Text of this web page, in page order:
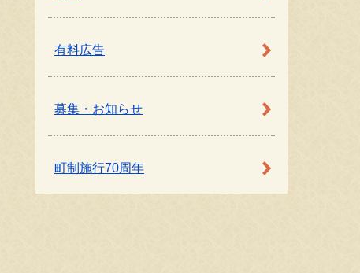
有料広告
募集・お知らせ
町制施行70周年